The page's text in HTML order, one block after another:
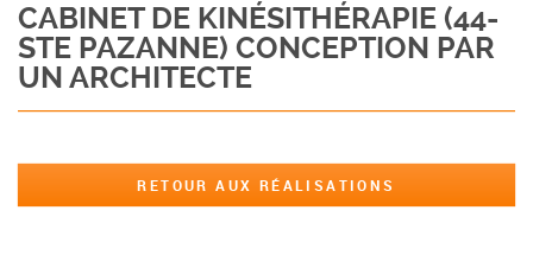
CABINET DE KINÉSITHÉRAPIE (44-
STE PAZANNE) CONCEPTION PAR
UN ARCHITECTE
RETOUR AUX RÉALISATIONS